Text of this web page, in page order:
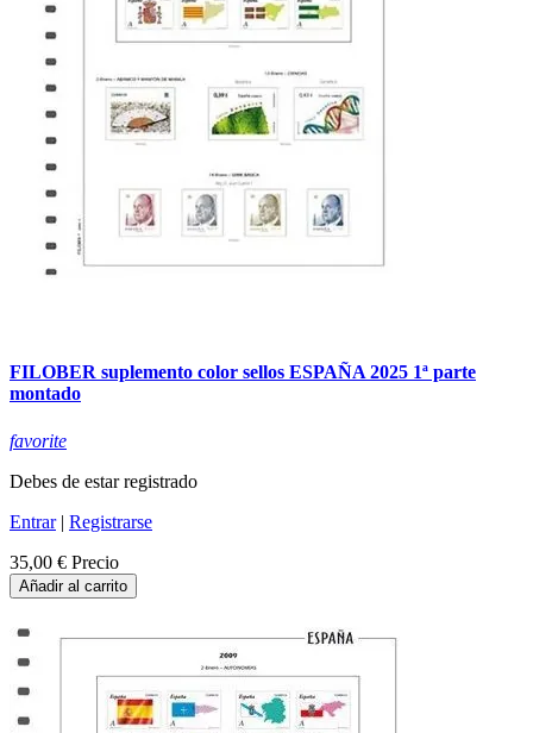
FILOBER suplemento color sellos ESPAÑA 2025 1ª parte
montado
favorite
Debes de estar registrado
Entrar| Registrarse
35,00 € Precio
Añadir al carrito